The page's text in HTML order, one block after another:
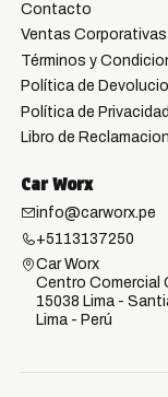
Contacto
Ventas Corporativas
Términos y
Política de
Política de Privacidad
Libro de
Car Worx
info@carworx.pe
+5113137250
Car Worx
Centro Comercial
15038 Lima -
Lima - Perú